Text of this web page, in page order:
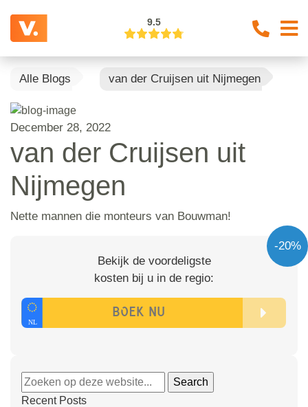
9.5
Alle Blogs van der Cruijsen uit Nijmegen
December 28, 2022
van der Cruijsen uit
Nijmegen
Nette mannen die monteurs van Bouwman!
-20%
Bekijk de voordeligste
kosten bij u in de regio:
Recent Posts